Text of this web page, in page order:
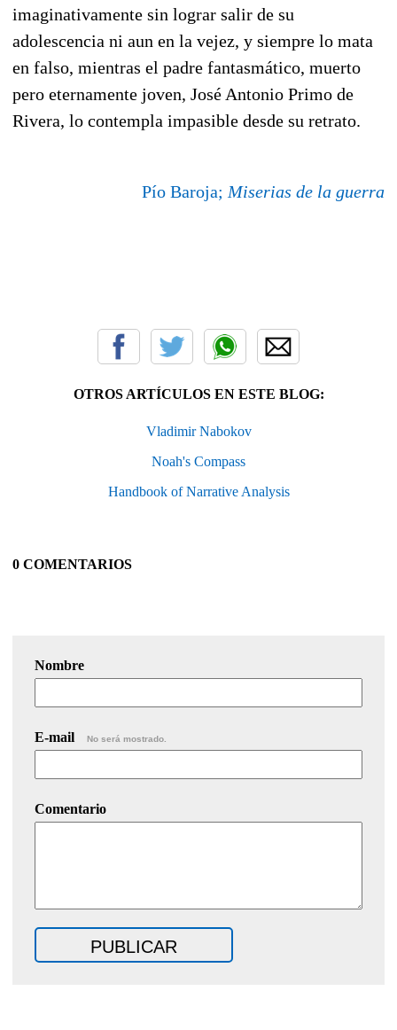
imaginativamente sin lograr salir de su
adolescencia ni aun en la vejez, y siempre lo mata
en falso, mientras el padre fantasmático, muerto
pero eternamente joven, José Antonio Primo de
Rivera, lo contempla impasible desde su retrato.
Pío Baroja; Miserias de la guerra
OTROS ARTÍCULOS EN ESTE BLOG:
Vladimir Nabokov
Noah's Compass
Handbook of Narrative Analysis
0 COMENTARIOS
Nombre
E-mail No será mostrado.
Comentario